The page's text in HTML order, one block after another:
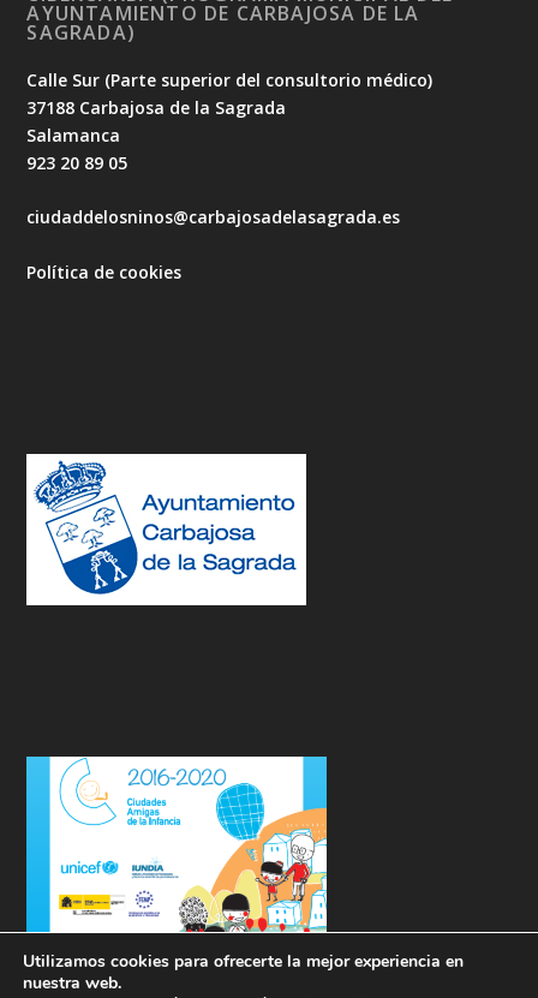
AYUNTAMIENTO DE CARBAJOSA DE LA
SAGRADA)
Calle Sur (Parte superior del consultorio médico)
37188 Carbajosa de la Sagrada
Salamanca
923 20 89 05
ciudaddelosninos@carbajosadelasagrada.es
Política de cookies
Utilizamos cookies para ofrecerte la mejor experiencia en
nuestra web.